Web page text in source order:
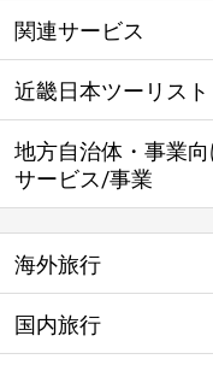
関連サービス
近畿日本ツーリス
地方自治体・事業向
サービス/事業
海外旅行
国内旅行